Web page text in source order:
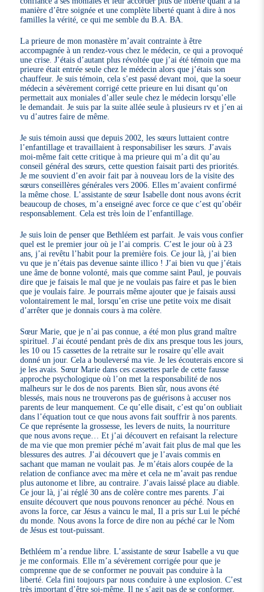
manière d’être soignée et une complète liberté quant à dire à nos
familles la vérité, ce qui me semble du B.A. BA.
La prieure de mon monastère m’avait contrainte à être
accompagnée à un rendez-vous chez le médecin, ce qui a provoqué
une crise. J’étais d’autant plus révoltée que j’ai été témoin que ma
prieure était entrée seule chez le médecin alors que j’étais son
chauffeur. Je suis témoin, cela s’est passé devant moi, que la soeur
médecin a sévèrement corrigé cette prieure en lui disant qu’on
permettait aux moniales d’aller seule chez le médecin lorsqu’elle
le demandait. Je suis par la suite allée seule à plusieurs rv et j’en ai
vu d’autres faire de même.
Je suis témoin aussi que depuis 2002, les sœurs luttaient contre
l’enfantillage et travaillaient à responsabiliser les sœurs. J’avais
moi-même fait cette critique à ma prieure qui m’a dit qu’au
conseil général des sœurs, cette question faisait parti des priorités.
Je me souvient d’en avoir fait par à nouveau lors de la visite des
sœurs conseillères générales vers 2006. Elles m’avaient confirmé
la même chose. L’assistante de sœur Isabelle dont nous avons écrit
beaucoup de choses, m’a enseigné avec force ce que c’est qu’obéir
responsablement. Cela est très loin de l’enfantillage.
Je suis loin de penser que Bethléem est parfait. Je vais vous confier
quel est le premier jour où je l’ai compris. C’est le jour où à 23
ans, j’ai revêtu l’habit pour la première fois. Ce jour là, j’ai bien
vu que je n’étais pas devenue sainte illico ! J’ai bien vu que j’étais
une âme de bonne volonté, mais que comme saint Paul, je pouvais
dire que je faisais le mal que je ne voulais pas faire et pas le bien
que je voulais faire. Je pourrais même ajouter que je faisais aussi
volontairement le mal, lorsqu’en crise une petite voix me disait
d’arrêter que je donnais cours à ma colère.
Sœur Marie, que je n’ai pas connue, a été mon plus grand maître
spirituel. J’ai écouté pendant près de dix ans presque tous les jours,
les 10 ou 15 cassettes de la retraite sur le rosaire qu’elle avait
donné un jour. Cela a bouleversé ma vie. Je les écouterais encore si
je les avais. Sœur Marie dans ces cassettes parle de cette fausse
approche psychologique où l’on met la responsabilité de nos
malheurs sur le dos de nos parents. Bien sûr, nous avons été
blessés, mais nous ne trouverons pas de guérisons à accuser nos
parents de leur manquement. Ce qu’elle disait, c’est qu’on oubliait
dans l’équation tout ce que nous avons fait souffrir à nos parents.
Ce que représente la grossesse, les levers de nuits, la nourriture
que nous avons reçue… Et j’ai découvert en refaisant la relecture
de ma vie que mon premier péché m’avait fait plus de mal que les
blessures des autres. J’ai découvert que je l’avais commis en
sachant que maman ne voulait pas. Je m’étais alors coupée de la
relation de confiance avec ma mère et cela ne m’avait pas rendue
plus autonome et libre, au contraire. J’avais laissé place au diable.
Ce jour là, j’ai réglé 30 ans de colère contre mes parents. J’ai
ensuite découvert que nous pouvons renoncer au péché. Nous en
avons la force, car Jésus a vaincu le mal, Il a pris sur Lui le péché
du monde. Nous avons la force de dire non au péché car le Nom
de Jésus est tout-puissant.
Bethléem m’a rendue libre. L’assistante de sœur Isabelle a vu que
je me conformais. Elle m’a sévèrement corrigée pour que je
comprenne que de se conformer ne pouvait pas conduire à la
liberté. Cela fini toujours par nous conduire à une explosion. C’est
très important d’être soi-même. Il ne s’agit pas de se conformer,